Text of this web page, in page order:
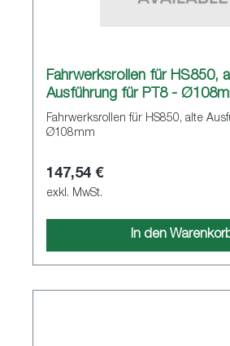
Fahrwerksrollen für HS850,
Ausführung für PT8 -
Fahrwerksrollen für HS850, alte
Ø108mm
147,54 €
exkl. MwSt.
In den